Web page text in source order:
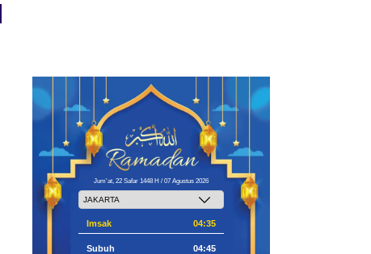
Jum'at, 22 Safar 1448 H / 07 Agustus 2026
Imsak 04:35
Subuh 04:45